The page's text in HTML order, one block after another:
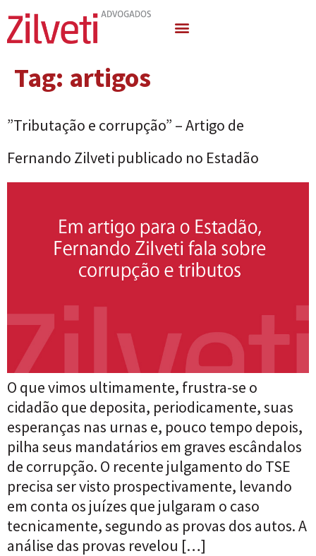
Tag: artigos
”Tributação e corrupção” – Artigo de
Fernando Zilveti publicado no Estadão
O que vimos ultimamente, frustra-se o
cidadão que deposita, periodicamente, suas
esperanças nas urnas e, pouco tempo depois,
pilha seus mandatários em graves escândalos
de corrupção. O recente julgamento do TSE
precisa ser visto prospectivamente, levando
em conta os juízes que julgaram o caso
tecnicamente, segundo as provas dos autos. A
análise das provas revelou […]